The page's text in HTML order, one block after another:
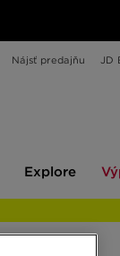
Nájsť predajňu JD
Explore